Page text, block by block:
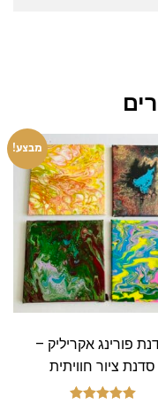
מבצע!
פורינג אקריליק –
סדנת ציור חוויתית
המחיר
המקורי
היה:
₪350.00.
המחיר
הנוכחי
הוא: